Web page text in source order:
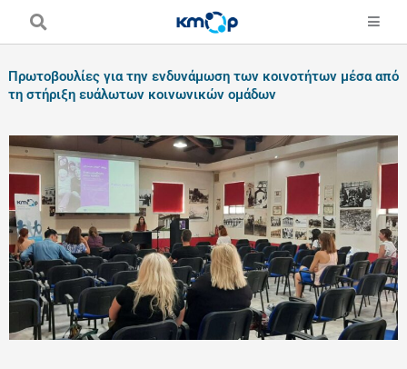
Πρωτοβουλίες για την ενδυνάμωση των κοινοτήτων μέσα από
τη στήριξη ευάλωτων κοινωνικών ομάδων